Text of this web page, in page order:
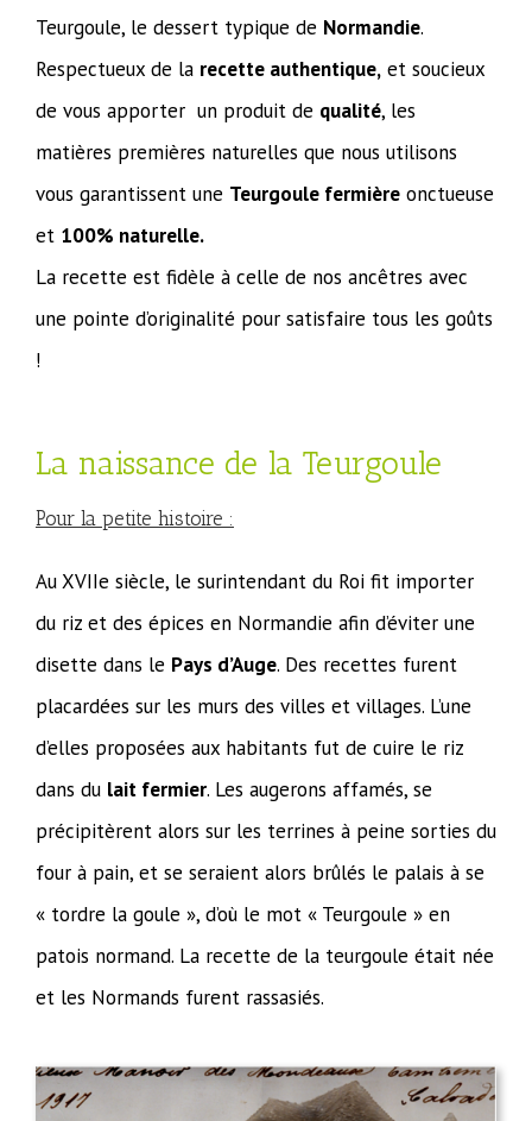
Teurgoule, le dessert typique de Normandie.
Respectueux de la recette authentique,et soucieux
de vous apporter un produit de qualité, les
matières premières naturelles que nous utilisons
vous garantissent une Teurgoule fermièreonctueuse
et 100% naturelle.
La recette est fidèle à celle de nos ancêtres avec
une pointe d’originalité pour satisfaire tous les goûts
!
La naissance de la Teurgoule
Pour la petite histoire :
Au XVIIe siècle, le surintendant du Roi fit importer
du riz et des épices en Normandie afin d’éviter une
disette dans le Pays d’Auge. Des recettes furent
placardées sur les murs des villes et villages. L’une
d’elles proposées aux habitants fut de cuire le riz
dans du lait fermier. Les augerons affamés, se
précipitèrent alors sur les terrines à peine sorties du
four à pain, et se seraient alors brûlés le palais à se
« tordre la goule », d’où le mot « Teurgoule » en
patois normand. La recette de la teurgoule était née
et les Normands furent rassasiés.